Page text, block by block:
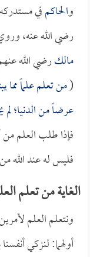
والحاكمفي
رضي الله عنه،
مالكرضي الله
(من تعلم علماً مما
عرضاً من الدنيا؛
فإذا طلب العلم
فليس له عند الله
الغاية من تعلم
ونتعلم العلم
أولهما: لنزكي